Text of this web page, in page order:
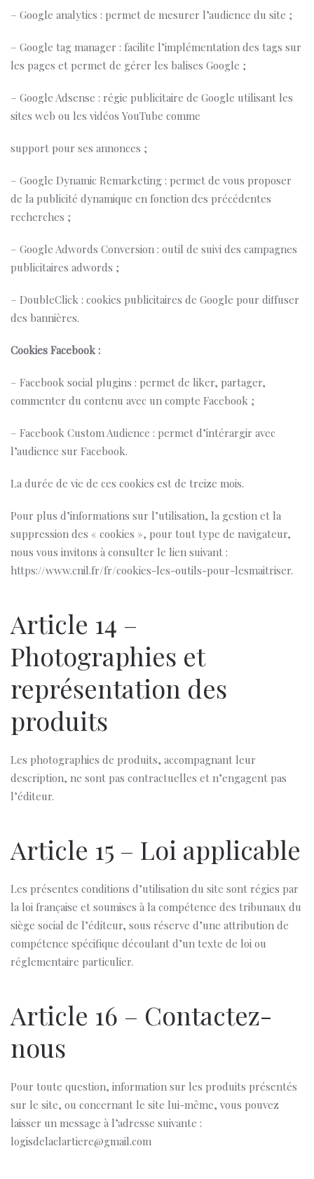
– Google analytics : permet de mesurer l’audience du site ;
– Google tag manager : facilite l’implémentation des tags sur
les pages et permet de gérer les balises Google ;
– Google Adsense : régie publicitaire de Google utilisant les
sites web ou les vidéos YouTube comme
support pour ses annonces ;
– Google Dynamic Remarketing : permet de vous proposer
de la publicité dynamique en fonction des précédentes
recherches ;
– Google Adwords Conversion : outil de suivi des campagnes
publicitaires adwords ;
– DoubleClick : cookies publicitaires de Google pour diffuser
des bannières.
Cookies Facebook :
– Facebook social plugins : permet de liker, partager,
commenter du contenu avec un compte Facebook ;
– Facebook Custom Audience : permet d’intérargir avec
l’audience sur Facebook.
La durée de vie de ces cookies est de treize mois.
Pour plus d’informations sur l’utilisation, la gestion et la
suppression des « cookies », pour tout type de navigateur,
nous vous invitons à consulter le lien suivant :
https://www.cnil.fr/fr/cookies-les-outils-pour-lesmaitriser.
Article 14 –
Photographies et
représentation des
produits
Les photographies de produits, accompagnant leur
description, ne sont pas contractuelles et n’engagent pas
l’éditeur.
Article 15 – Loi applicable
Les présentes conditions d’utilisation du site sont régies par
la loi française et soumises à la compétence des tribunaux du
siège social de l’éditeur, sous réserve d’une attribution de
compétence spécifique découlant d’un texte de loi ou
réglementaire particulier.
Article 16 – Contactez-
nous
Pour toute question, information sur les produits présentés
sur le site, ou concernant le site lui-même, vous pouvez
laisser un message à l’adresse suivante :
logisdelaclartiere@gmail.com